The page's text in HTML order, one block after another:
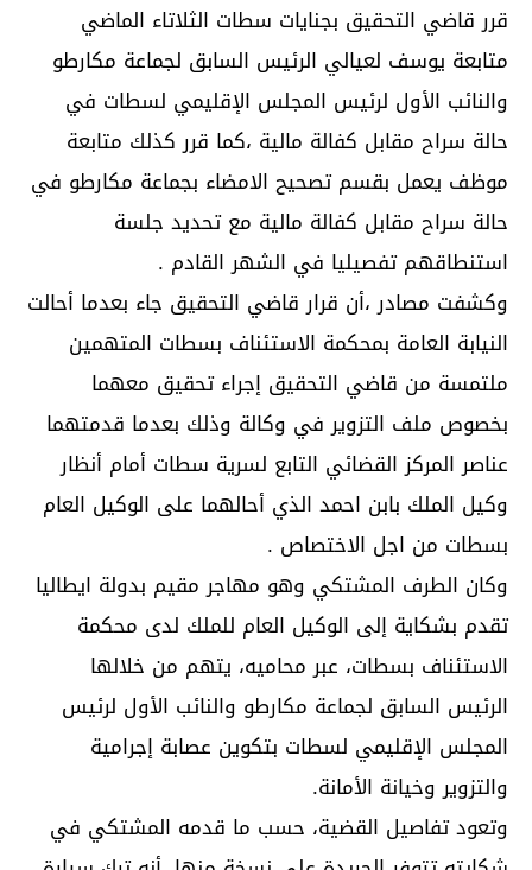
قرر قاضي التحقيق بجنايات سطات الثلاتاء الماضي
متابعة يوسف لعيالي الرئيس السابق لجماعة مكارطو
والنائب الأول لرئيس المجلس الإقليمي لسطات في
حالة سراح مقابل كفالة مالية ،كما قرر كذلك متابعة
موظف يعمل بقسم تصحيح الامضاء بجماعة مكارطو في
حالة سراح مقابل كفالة مالية مع تحديد جلسة
استنطاقهم تفصيليا في الشهر القادم .
وكشفت مصادر ،أن قرار قاضي التحقيق جاء بعدما أحالت
النيابة العامة بمحكمة الاستئناف بسطات المتهمين
ملتمسة من قاضي التحقيق إجراء تحقيق معهما
بخصوص ملف التزوير في وكالة وذلك بعدما قدمتهما
عناصر المركز القضائي التابع لسرية سطات أمام أنظار
وكيل الملك بابن احمد الذي أحالهما على الوكيل العام
بسطات من اجل الاختصاص .
وكان الطرف المشتكي وهو مهاجر مقيم بدولة ايطاليا
تقدم بشكاية إلى الوكيل العام للملك لدى محكمة
الاستئناف بسطات، عبر محاميه، يتهم من خلالها
الرئيس السابق لجماعة مكارطو والنائب الأول لرئيس
المجلس الإقليمي لسطات بتكوين عصابة إجرامية
والتزوير وخيانة الأمانة.
وتعود تفاصيل القضية، حسب ما قدمه المشتكي في